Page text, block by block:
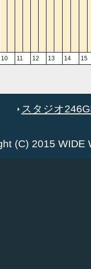
10 11 12 13 14 15
スタジオ
(C) 2015 WIDE